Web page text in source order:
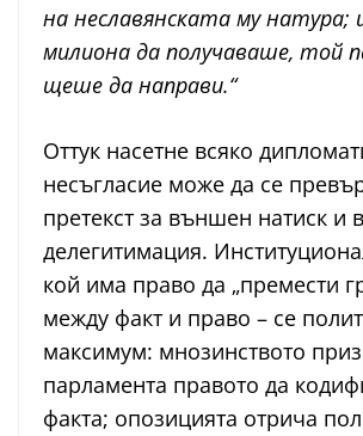
на неславянската му натура;
милиона да получаваше, той
щеше да направи.“
Оттук насетне всяко
несъгласие може да се
претекст за външен натиск и
делегитимация.
кой има право да „премести
между факт и право – се
максимум: мнозинството
парламента правото да
факта; опозицията отрича